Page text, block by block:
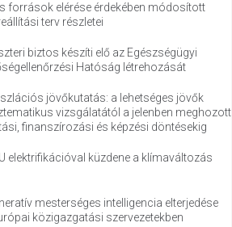
források elérése érdekében módosított
terv részletei
biztos készíti elő az Egészségügyi
Hatóság létrehozását
jövőkutatás: a lehetséges jövők
vizsgálatától a jelenben meghozott
finanszírozási és képzési döntésekig
elektrifikációval küzdene a klímaváltozás
mesterséges intelligencia elterjedése
közigazgatási szervezetekben